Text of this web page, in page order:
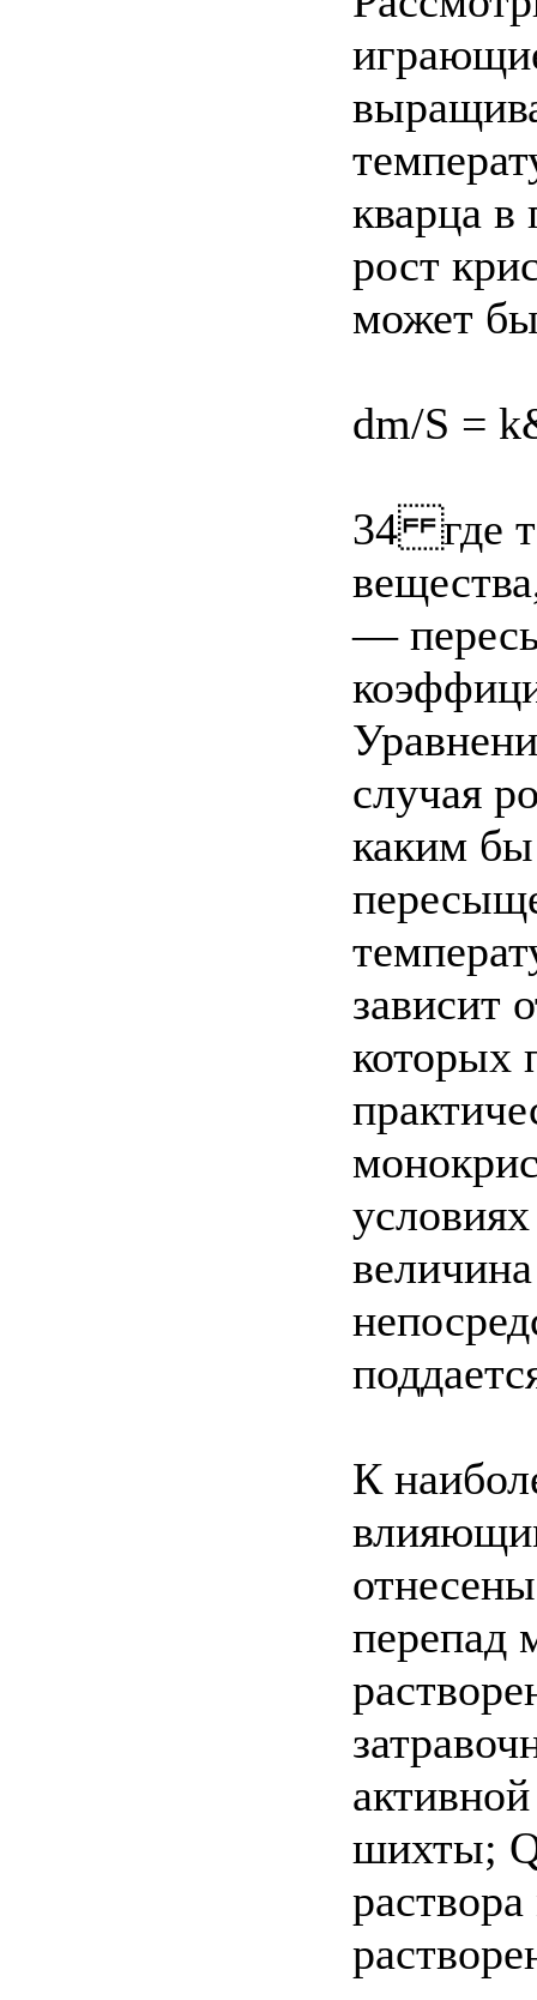
кварца в
рост
может
dm/S =
34 где т
—
случая
каким бы
зависит
которых
К
перепад
шихты;